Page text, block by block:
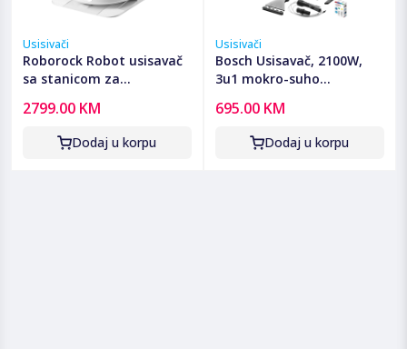
Usisivači
Roborock Robot usisavač
sa stanicom za
25.000 Pa - Qrevo Edge 2
2799.00 KM
Dodaj u korpu
Usisivači
Bosch Usisavač, 2100W,
3u1 mokro-suho
BWD421PET
695.00 KM
Dodaj u korpu